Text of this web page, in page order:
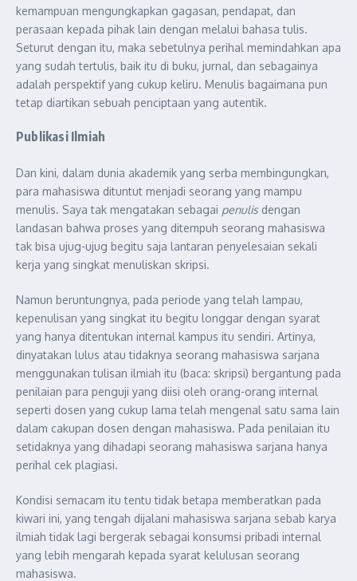
kemampuan mengungkapkan gagasan, pendapat, dan
perasaan kepada pihak lain dengan melalui bahasa tulis.
Seturut dengan itu, maka sebetulnya perihal memindahkan apa
yang sudah tertulis, baik itu di buku, jurnal, dan sebagainya
adalah perspektif yang cukup keliru. Menulis bagaimana pun
tetap diartikan sebuah penciptaan yang autentik.
Publikasi Ilmiah
Dan kini, dalam dunia akademik yang serba membingungkan,
para mahasiswa dituntut menjadi seorang yang mampu
menulis. Saya tak mengatakan sebagai penulis dengan
landasan bahwa proses yang ditempuh seorang mahasiswa
tak bisa ujug-ujug begitu saja lantaran penyelesaian sekali
kerja yang singkat menuliskan skripsi.
Namun beruntungnya, pada periode yang telah lampau,
kepenulisan yang singkat itu begitu longgar dengan syarat
yang hanya ditentukan internal kampus itu sendiri. Artinya,
dinyatakan lulus atau tidaknya seorang mahasiswa sarjana
menggunakan tulisan ilmiah itu (baca: skripsi) bergantung pada
penilaian para penguji yang diisi oleh orang-orang internal
seperti dosen yang cukup lama telah mengenal satu sama lain
dalam cakupan dosen dengan mahasiswa. Pada penilaian itu
setidaknya yang dihadapi seorang mahasiswa sarjana hanya
perihal cek plagiasi.
Kondisi semacam itu tentu tidak betapa memberatkan pada
kiwari ini, yang tengah dijalani mahasiswa sarjana sebab karya
ilmiah tidak lagi bergerak sebagai konsumsi pribadi internal
yang lebih mengarah kepada syarat kelulusan seorang
mahasiswa.